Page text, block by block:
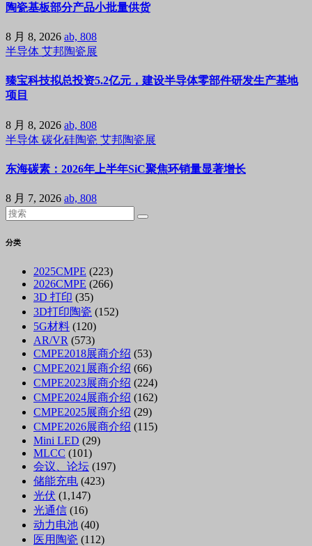
陶瓷基板部分产品小批量供货
8 月 8, 2026 ab, 808
半导体 艾邦陶瓷展
臻宝科技拟总投资5.2亿元，建设半导体零部件研发生产基地
项目
8 月 8, 2026 ab, 808
半导体 碳化硅陶瓷 艾邦陶瓷展
东海碳素：2026年上半年SiC聚焦环销量显著增长
8 月 7, 2026 ab, 808
分类
2025CMPE (223)
2026CMPE (266)
3D 打印 (35)
3D打印陶瓷 (152)
5G材料 (120)
AR/VR (573)
CMPE2018展商介绍 (53)
CMPE2021展商介绍 (66)
CMPE2023展商介绍 (224)
CMPE2024展商介绍 (162)
CMPE2025展商介绍 (29)
CMPE2026展商介绍 (115)
Mini LED (29)
MLCC (101)
会议、论坛 (197)
储能充电 (423)
光伏 (1,147)
光通信 (16)
动力电池 (40)
医用陶瓷 (112)